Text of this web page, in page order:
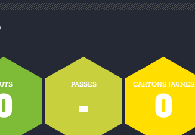
PASSES
-
CARTONS JAUNES
0